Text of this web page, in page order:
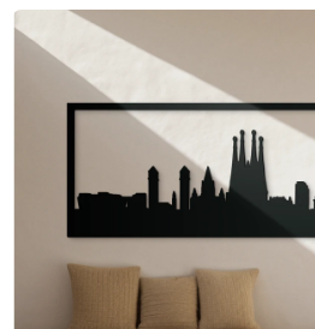
media
del
prodotto